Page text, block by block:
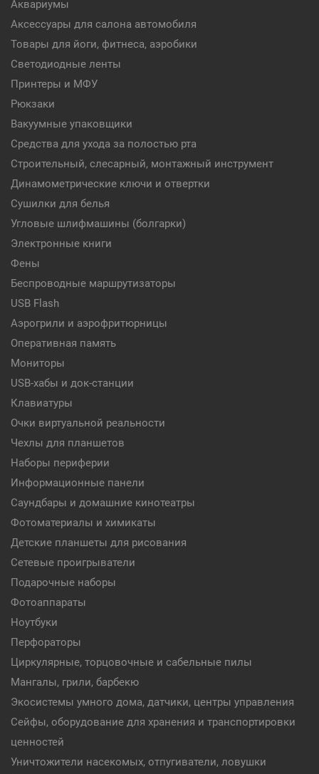
Аквариумы
Аксессуары для салона автомобиля
Товары для йоги, фитнеса, аэробики
Светодиодные ленты
Принтеры и МФУ
Рюкзаки
Вакуумные упаковщики
Средства для ухода за полостью рта
Строительный, слесарный, монтажный инструмент
Динамометрические ключи и отвертки
Сушилки для белья
Угловые шлифмашины (болгарки)
Электронные книги
Фены
Беспроводные маршрутизаторы
USB Flash
Аэрогрили и аэрофритюрницы
Оперативная память
Мониторы
USB-хабы и док-станции
Клавиатуры
Очки виртуальной реальности
Чехлы для планшетов
Наборы периферии
Информационные панели
Саундбары и домашние кинотеатры
Фотоматериалы и химикаты
Детские планшеты для рисования
Сетевые проигрыватели
Подарочные наборы
Фотоаппараты
Ноутбуки
Перфораторы
Циркулярные, торцовочные и сабельные пилы
Мангалы, грили, барбекю
Экосистемы умного дома, датчики, центры управления
Сейфы, оборудование для хранения и транспортировки
ценностей
Уничтожители насекомых, отпугиватели, ловушки